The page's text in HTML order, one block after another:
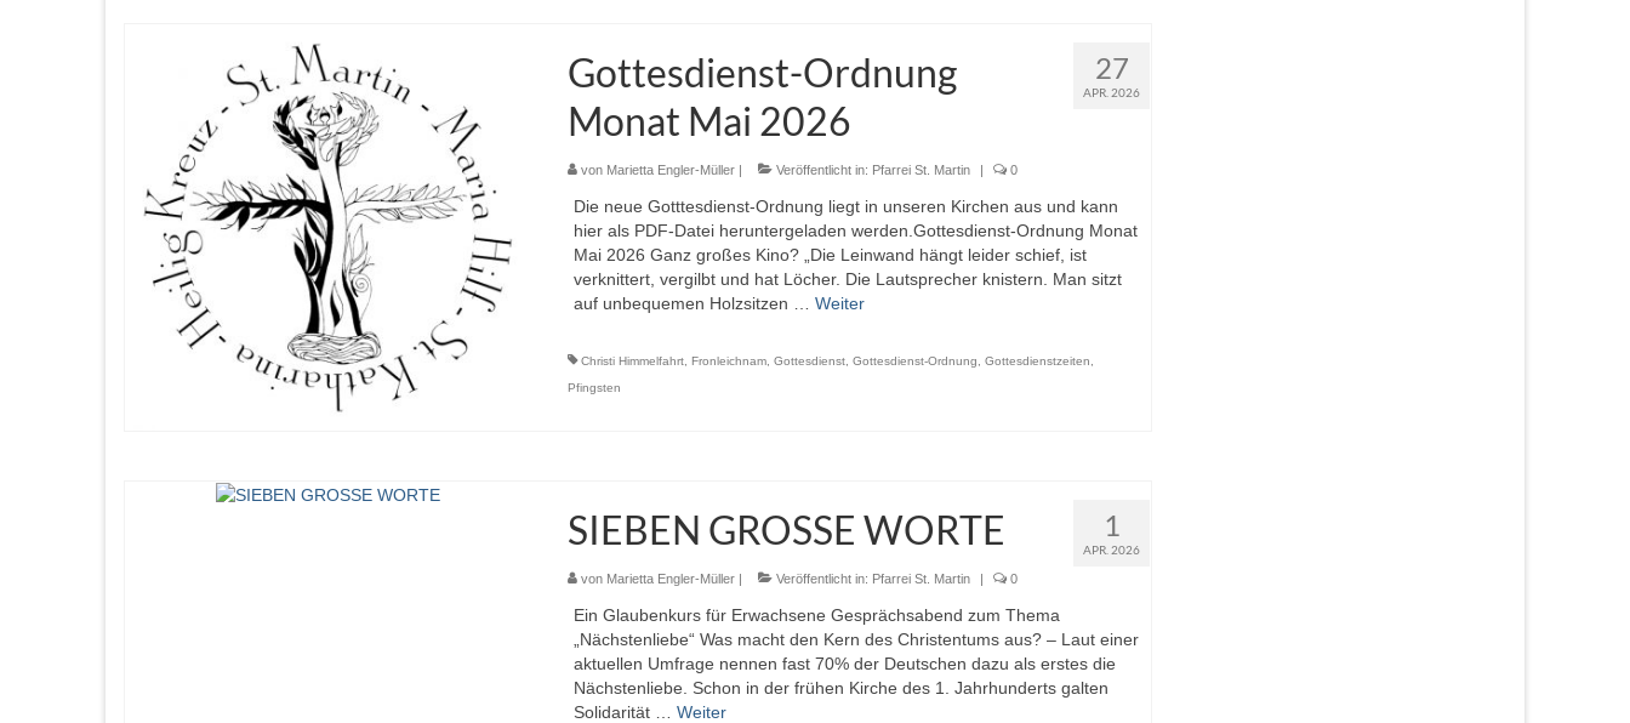
27
APR. 2026
Gottesdienst-Ordnung
Monat Mai 2026
von Marietta Engler-Müller| Veröffentlicht in: Pfarrei St. Martin | 0
Die neue Gotttesdienst-Ordnung liegt in unseren Kirchen aus und kann
hier als PDF-Datei heruntergeladen werden.Gottesdienst-Ordnung Monat
Mai 2026 Ganz großes Kino? „Die Leinwand hängt leider schief, ist
verknittert, vergilbt und hat Löcher. Die Lautsprecher knistern. Man sitzt
auf unbequemen Holzsitzen … Weiter
Christi Himmelfahrt, Fronleichnam, Gottesdienst, Gottesdienst-Ordnung Gottesdienstzeiten
Pfingsten
1
APR. 2026
SIEBEN GROSSE WORTE
von Marietta Engler-Müller| Veröffentlicht in: Pfarrei St. Martin | 0
Ein Glaubenkurs für Erwachsene Gesprächsabend zum Thema
„Nächstenliebe“ Was macht den Kern des Christentums aus? – Laut einer
aktuellen Umfrage nennen fast 70% der Deutschen dazu als erstes die
Nächstenliebe. Schon in der frühen Kirche des 1. Jahrhunderts galten
Solidarität … Weiter